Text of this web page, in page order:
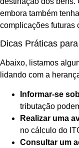
embora também
complicações futuras
Dicas Práticas
Abaixo, listamos
lidando com a
Informar-se
tributação
Realizar uma
no cálculo do
Consultar um